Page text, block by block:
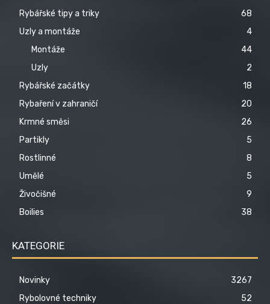
Rybářské tipy a triky
68
Uzly a montáže
4
Montáže
44
Uzly
2
Rybářské začátky
18
Rybaření v zahraničí
20
Krmné směsi
26
Partikly
5
Rostlinné
8
Umělé
5
Živočišné
9
Boilies
38
KATEGORIE
Novinky
3267
Rybolovné techniky
52